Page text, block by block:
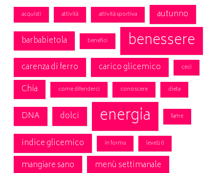
acquisti attività attività sportiva
autunno
barbabietola
benefici benessere
carenza di ferro carico glicemico ceci
Chia come difenderci conoscere dieta
DNA dolci energia fame
indice glicemico in forma level10
mangiare sano
menù settimanale